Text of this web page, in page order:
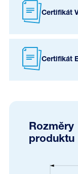
Certifikát
Certifikát
Rozměry
produktu